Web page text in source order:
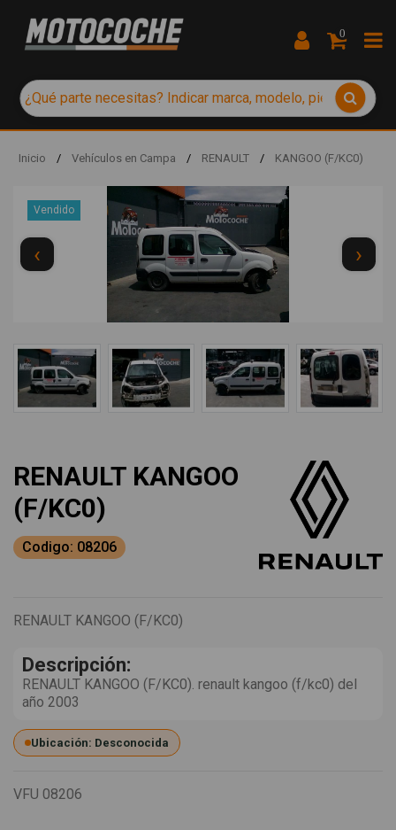
0
Inicio / Vehículos en Campa / RENAULT / KANGOO (F/KC0)
Vendido
‹ ›
RENAULT KANGOO
(F/KC0)
Codigo: 08206
RENAULT KANGOO (F/KC0)
Descripción:
RENAULT KANGOO (F/KC0). renault kangoo (f/kc0) del
año 2003
Ubicación: Desconocida
VFU 08206